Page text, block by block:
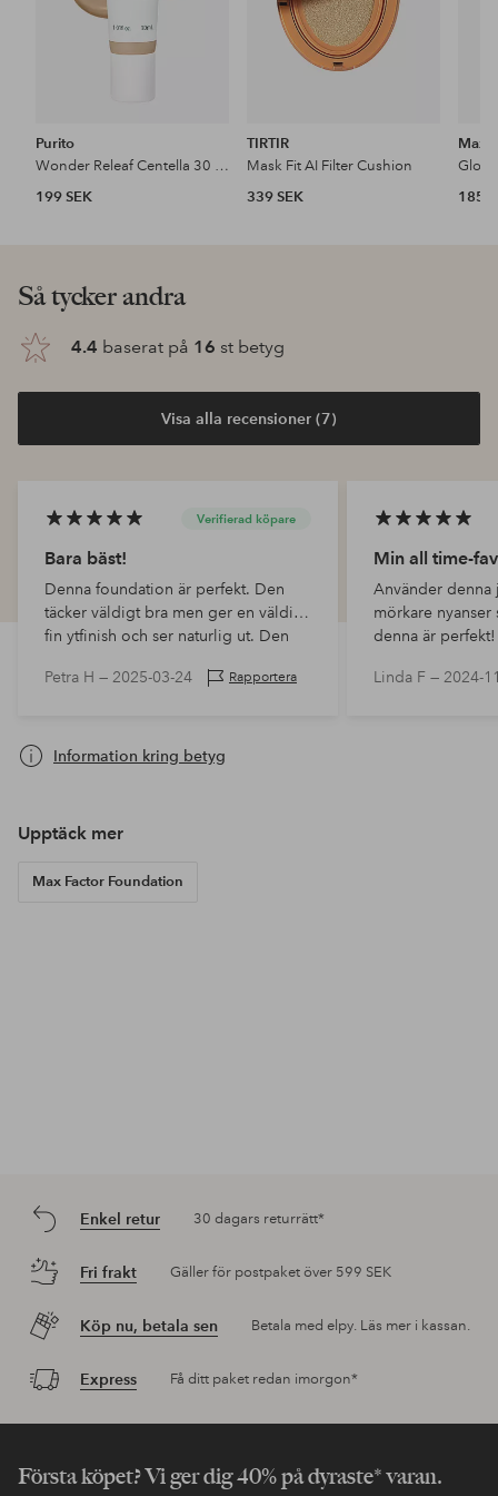
Purito
Wonder Releaf Centella 30 ml Bb Cream
199 SEK
TIRTIR
Mask Fit AI Filter Cushion
339 SEK
Max
Glow
185
Så tycker andra
4.4 baserat på 16 st betyg
Visa alla recensioner (7)
Verifierad köpare
Bara bäst!
Denna foundation är perfekt. Den
täcker väldigt bra men ger en väldigt
fin ytfinish och ser naturlig ut. Den
Torkar ej ut hyn.
Petra H — 2025-03-24 Rapportera
Min all time-
Använder denna
mörkare
denna är perfekt!
Linda F — 2024-
Information kring betyg
Upptäck mer
Max Factor Foundation
Enkel retur 30 dagars returrätt*
Fri frakt Gäller för postpaket över 599 SEK
Köp nu, betala sen Betala med elpy. Läs mer i kassan.
Express Få ditt paket redan imorgon*
Första köpet? Vi ger dig 40% på dyraste* varan.